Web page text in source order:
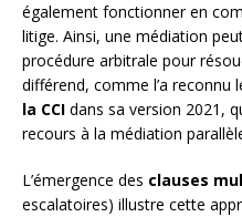
également fonctionner en
litige. Ainsi, une médiation
procédure arbitrale pour
différend, comme l’a reconnu
la CCI dans sa version 2021,
recours à la médiation
L’émergence des clauses
escalatoires) illustre cette